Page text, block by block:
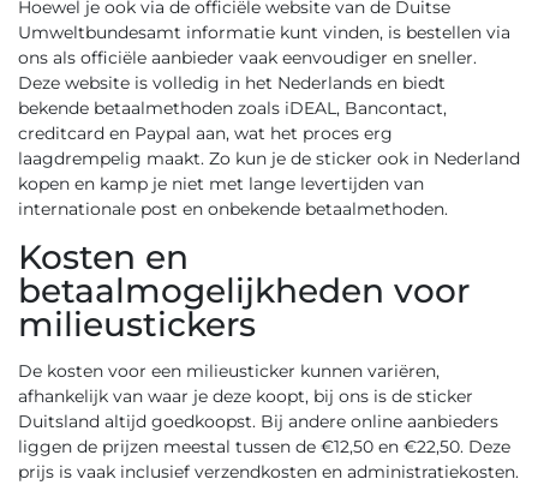
Hoewel je ook via de officiële website van de Duitse
Umweltbundesamt informatie kunt vinden, is bestellen via
ons als officiële aanbieder vaak eenvoudiger en sneller.
Deze website is volledig in het Nederlands en biedt
bekende betaalmethoden zoals iDEAL, Bancontact,
creditcard en Paypal aan, wat het proces erg
laagdrempelig maakt. Zo kun je de sticker ook in Nederland
kopen en kamp je niet met lange levertijden van
internationale post en onbekende betaalmethoden.
Kosten en
betaalmogelijkheden voor
milieustickers
De kosten voor een milieusticker kunnen variëren,
afhankelijk van waar je deze koopt, bij ons is de sticker
Duitsland altijd goedkoopst. Bij andere online aanbieders
liggen de prijzen meestal tussen de €12,50 en €22,50. Deze
prijs is vaak inclusief verzendkosten en administratiekosten.